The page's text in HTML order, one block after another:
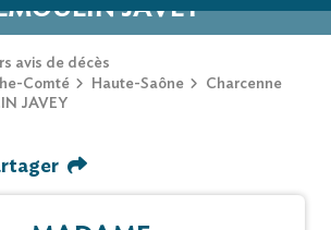
JAVEY
avis de décès
Comté
Haute-Saône
Charcenne
JAVEY